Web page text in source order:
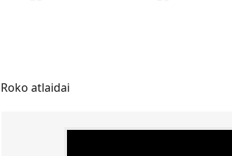
Roko atlaidai